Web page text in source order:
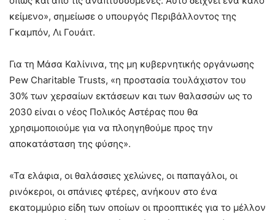
κείμενο», σημείωσε ο υπουργός Περιβάλλοντος της
Γκαμπόν, Λι Γουάιτ.
Για τη Μάσα Καλίνινα, της μη κυβερνητικής οργάνωσης
Pew Charitable Trusts, «η προστασία τουλάχιστον του
30% των χερσαίων εκτάσεων και των θαλασσών ως το
2030 είναι ο νέος Πολικός Αστέρας που θα
χρησιμοποιούμε για να πλοηγηθούμε προς την
αποκατάσταση της φύσης».
«Τα ελάφια, οι θαλάσσιες χελώνες, οι παπαγάλοι, οι
ρινόκεροι, οι σπάνιες φτέρες, ανήκουν στο ένα
εκατομμύριο είδη των οποίων οι προοπτικές για το μέλλον